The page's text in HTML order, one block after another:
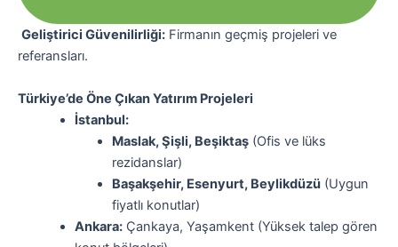
Geliştirici Güvenilirliği: Firmanın geçmiş projeleri ve
referansları.
Türkiye’de Öne Çıkan Yatırım Projeleri
İstanbul:
Maslak, Şişli, Beşiktaş(Ofis ve lüks
rezidanslar)
Başakşehir, Esenyurt, Beylikdüzü(Uygun
fiyatlı konutlar)
Ankara:Çankaya, Yaşamkent (Yüksek talep gören